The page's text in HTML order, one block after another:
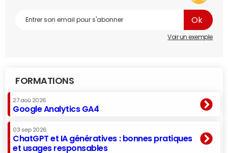
Voir un exemple
FORMATIONS
27 aoû 2026
Google Analytics GA4
03 sep 2026
ChatGPT et IA génératives : bonnes pratiques
et usages responsables